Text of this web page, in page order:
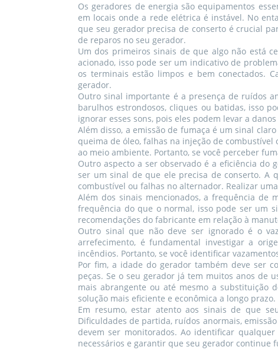
Os geradores de energia são equipamentos
em locais onde a rede elétrica é instável. No
que seu gerador precisa de conserto é crucial
de reparos no seu gerador.
Um dos primeiros sinais de que algo não está
acionado, isso pode ser um indicativo de
os terminais estão limpos e bem conectados.
gerador.
Outro sinal importante é a presença de ruídos
barulhos estrondosos, cliques ou batidas, isso
ignorar esses sons, pois eles podem levar a
Além disso, a emissão de fumaça é um sinal
queima de óleo, falhas na injeção de
ao meio ambiente. Portanto, se você perceber
Outro aspecto a ser observado é a eficiência do
ser um sinal de que ele precisa de conserto. A
combustível ou falhas no alternador. Realizar
Além dos sinais mencionados, a frequência de
frequência do que o normal, isso pode ser um
recomendações do fabricante em relação à
Outro sinal que não deve ser ignorado é o
arrefecimento, é fundamental investigar a
incêndios. Portanto, se você identificar
Por fim, a idade do gerador também deve ser
peças. Se o seu gerador já tem muitos anos de
mais abrangente ou até mesmo a substituição
solução mais eficiente e econômica a longo prazo.
Em resumo, estar atento aos sinais de que
Dificuldades de partida, ruídos anormais,
devem ser monitorados. Ao identificar
necessários e garantir que seu gerador continue